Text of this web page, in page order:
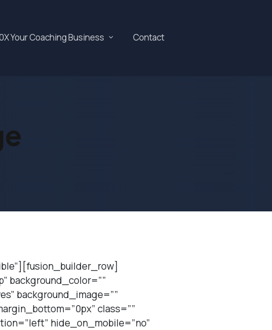
Your Coaching Business Contact
background_color=””
background_image=””
class=””
hide_on_mobile=”no”